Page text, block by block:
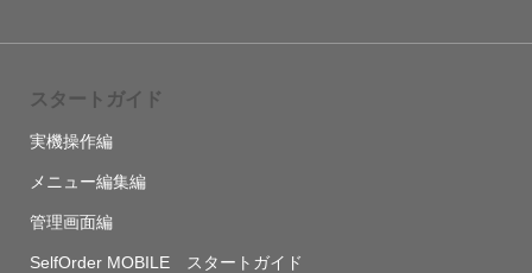
スタートガイド
実機操作編
メニュー編集編
管理画面編
SelfOrder MOBILE スタートガイド